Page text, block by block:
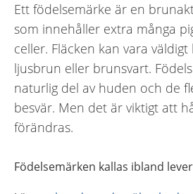
Ett födelsemärke är en
som innehåller extra många
celler. Fläcken kan vara väldigt
ljusbrun eller brunsvart.
naturlig del av huden och de
besvär. Men det är viktigt att
förändras.
Födelsemärken kallas ibland